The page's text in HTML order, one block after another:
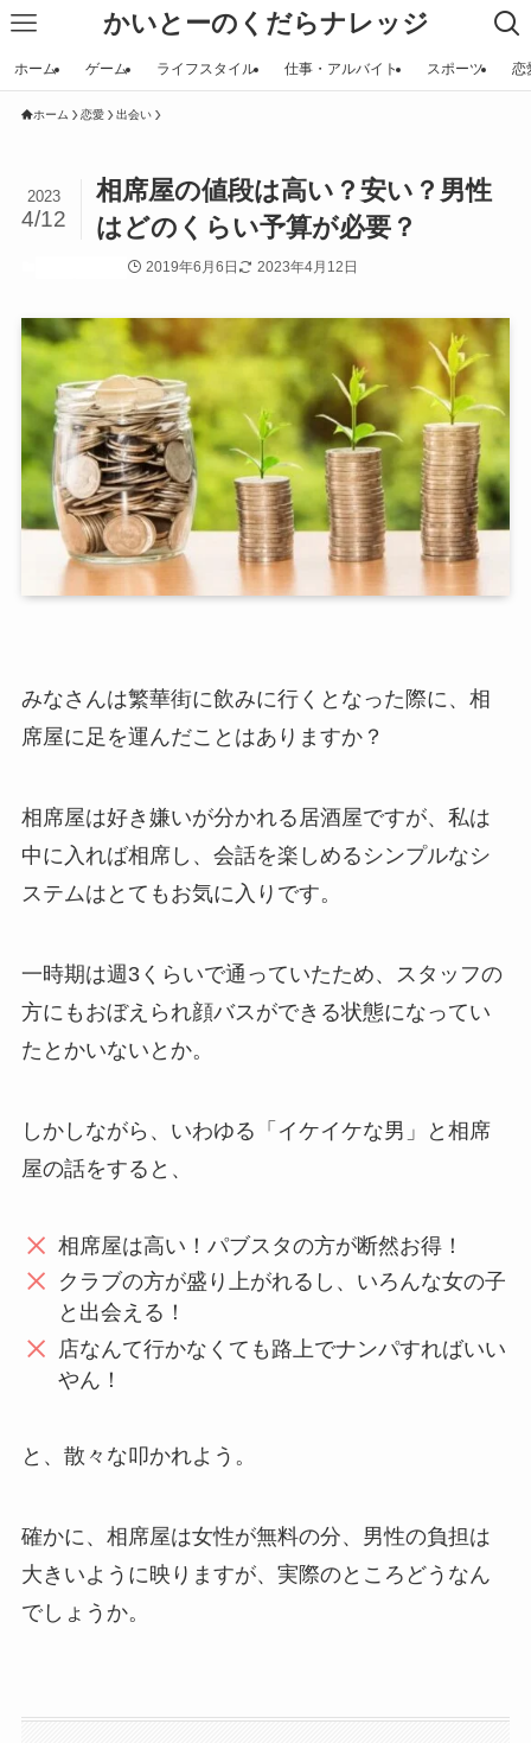
かいとーのくだらナレッジ
ホーム ゲーム ライフスタイル 仕事・アルバイト スポーツ 恋
ホーム 恋愛 出会い
相席屋の値段は高い？安い？男性
はどのくらい予算が必要？
2023
4/12
2019年6月6日 2023年4月12日
みなさんは繁華街に飲みに行くとなった際に、相
席屋に足を運んだことはありますか？
相席屋は好き嫌いが分かれる居酒屋ですが、私は
中に入れば相席し、会話を楽しめるシンプルなシ
ステムはとてもお気に入りです。
一時期は週3くらいで通っていたため、スタッフの
方にもおぼえられ顔バスができる状態になってい
たとかいないとか。
しかしながら、いわゆる「イケイケな男」と相席
屋の話をすると、
相席屋は高い！パブスタの方が断然お得！
クラブの方が盛り上がれるし、いろんな女の子
と出会える！
店なんて行かなくても路上でナンパすればいい
やん！
と、散々な叩かれよう。
確かに、相席屋は女性が無料の分、男性の負担は
大きいように映りますが、実際のところどうなん
でしょうか。